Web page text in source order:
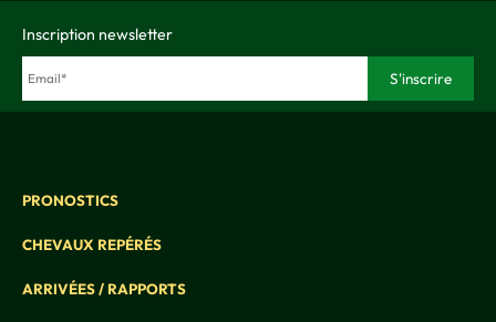
Inscription newsletter
PRONOSTICS
CHEVAUX REPÉRÉS
ARRIVÉES / RAPPORTS